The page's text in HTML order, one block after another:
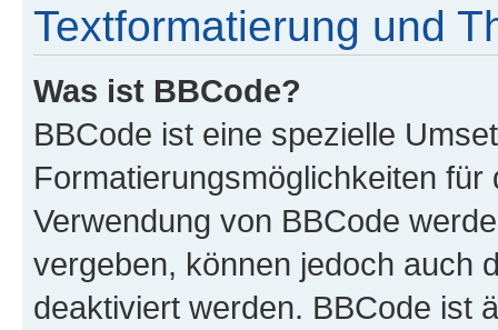
Textformatierung und
Was ist BBCode?
BBCode ist eine spezielle
Formatierungsmöglichkeiten
Verwendung von BBCode
vergeben, können jedoch auch
deaktiviert werden. BBCode ist